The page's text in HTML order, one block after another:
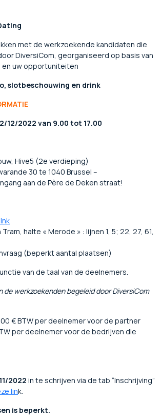
met de werkzoekende kandidaten die
DiversiCom, georganiseerd op basis van
uw opportuniteiten
slotbeschouwing en drink
12/2022 van 9.00 tot 17.00
Hive5 (2e verdieping)
30 te 1040 Brussel –
aan de Père de Deken straat!
halte « Merode » : lijnen 1, 5; 22, 27, 61,
(beperkt aantal plaatsen)
van de taal van de deelnemers.
de werkzoekenden begeleid door DiversiCom
€ BTW per deelnemer voor de partner
per deelnemer voor de bedrijven die
2022 in te schrijven via de tab “Inschrijving”
link.
is beperkt.